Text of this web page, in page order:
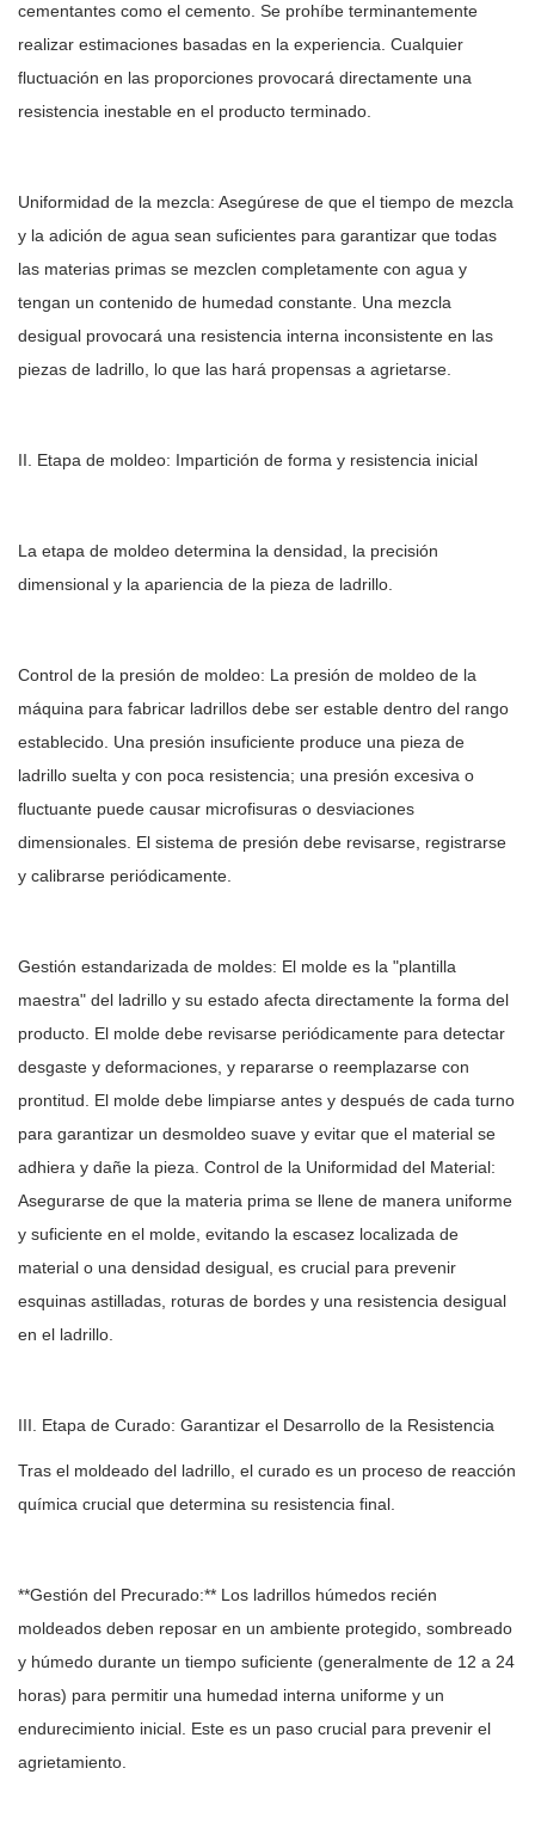
cementantes como el cemento. Se prohíbe terminantemente
realizar estimaciones basadas en la experiencia. Cualquier
fluctuación en las proporciones provocará directamente una
resistencia inestable en el producto terminado.
Uniformidad de la mezcla: Asegúrese de que el tiempo de mezcla
y la adición de agua sean suficientes para garantizar que todas
las materias primas se mezclen completamente con agua y
tengan un contenido de humedad constante. Una mezcla
desigual provocará una resistencia interna inconsistente en las
piezas de ladrillo, lo que las hará propensas a agrietarse.
II. Etapa de moldeo: Impartición de forma y resistencia inicial
La etapa de moldeo determina la densidad, la precisión
dimensional y la apariencia de la pieza de ladrillo.
Control de la presión de moldeo: La presión de moldeo de la
máquina para fabricar ladrillos debe ser estable dentro del rango
establecido. Una presión insuficiente produce una pieza de
ladrillo suelta y con poca resistencia; una presión excesiva o
fluctuante puede causar microfisuras o desviaciones
dimensionales. El sistema de presión debe revisarse, registrarse
y calibrarse periódicamente.
Gestión estandarizada de moldes: El molde es la "plantilla
maestra" del ladrillo y su estado afecta directamente la forma del
producto. El molde debe revisarse periódicamente para detectar
desgaste y deformaciones, y repararse o reemplazarse con
prontitud. El molde debe limpiarse antes y después de cada turno
para garantizar un desmoldeo suave y evitar que el material se
adhiera y dañe la pieza. Control de la Uniformidad del Material:
Asegurarse de que la materia prima se llene de manera uniforme
y suficiente en el molde, evitando la escasez localizada de
material o una densidad desigual, es crucial para prevenir
esquinas astilladas, roturas de bordes y una resistencia desigual
en el ladrillo.
III. Etapa de Curado: Garantizar el Desarrollo de la Resistencia
Tras el moldeado del ladrillo, el curado es un proceso de reacción
química crucial que determina su resistencia final.
**Gestión del Precurado:** Los ladrillos húmedos recién
moldeados deben reposar en un ambiente protegido, sombreado
y húmedo durante un tiempo suficiente (generalmente de 12 a 24
horas) para permitir una humedad interna uniforme y un
endurecimiento inicial. Este es un paso crucial para prevenir el
agrietamiento.